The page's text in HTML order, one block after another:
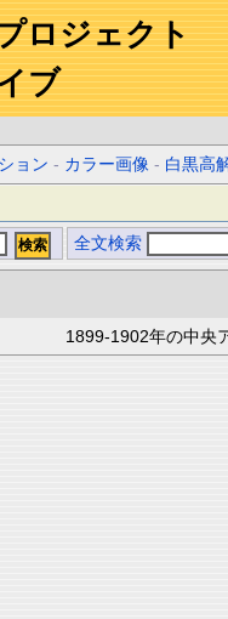
ロジェクト
ブ
ョン - カラー画像 - 白黒高
全文検索
1899-1902年の中央